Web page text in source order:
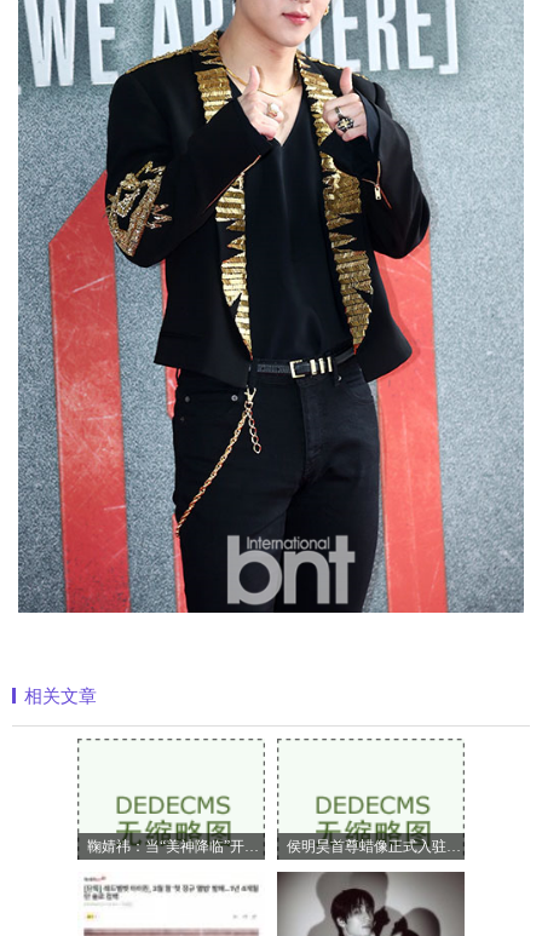
相关文章
鞠婧祎：当“美神降临”开始定义嗅觉美 侯明昊首尊蜡像正式入驻上海杜莎夫人蜡